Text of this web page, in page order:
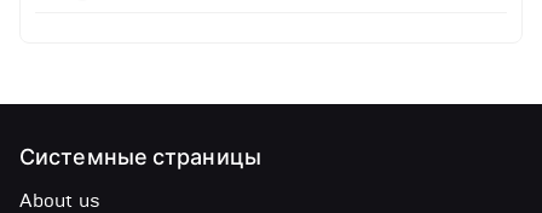
Системные страницы
About us